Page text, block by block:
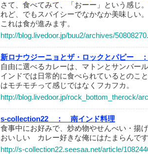
さて、食べてみて、「おーー」という感じ
れど、でもスパイシーでなかなか美味しい
これは食が進みます。
http://blog.livedoor.jp/buu2/archives/
新ロナウジーニョとザ・ロックとパピー ：
自由に選べるカレーは、マトンとサンバー
インドでは日常的に食べられているとのこ
はモチモチって感じではなくフカフカ。
http://blog.livedoor.jp/rock_bottom_therock/
s-collection22 ：
南インド料理
食事中にお好みで、炒め物やせんべい・揚
おいしい カレー好きな俺にはたまらんです
http://s-collection22.seesaa.net/article/